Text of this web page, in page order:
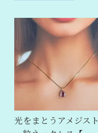
光をまとうアメジスト